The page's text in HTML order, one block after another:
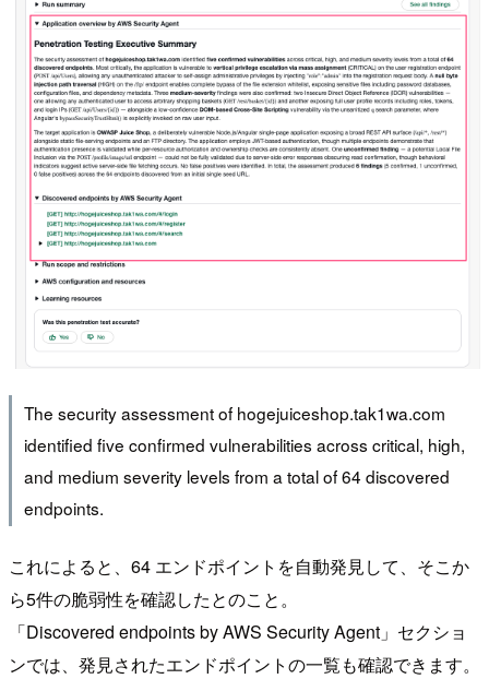
The security assessment of hogejuiceshop.tak1wa.com
identified five confirmed vulnerabilities across critical, high,
and medium severity levels from a total of 64 discovered
endpoints.
これによると、64 エンドポイントを自動発見して、そこか
ら5件の脆弱性を確認したとのこと。
「Discovered endpoints by AWS Security Agent」セクショ
ンでは、発見されたエンドポイントの一覧も確認できます。